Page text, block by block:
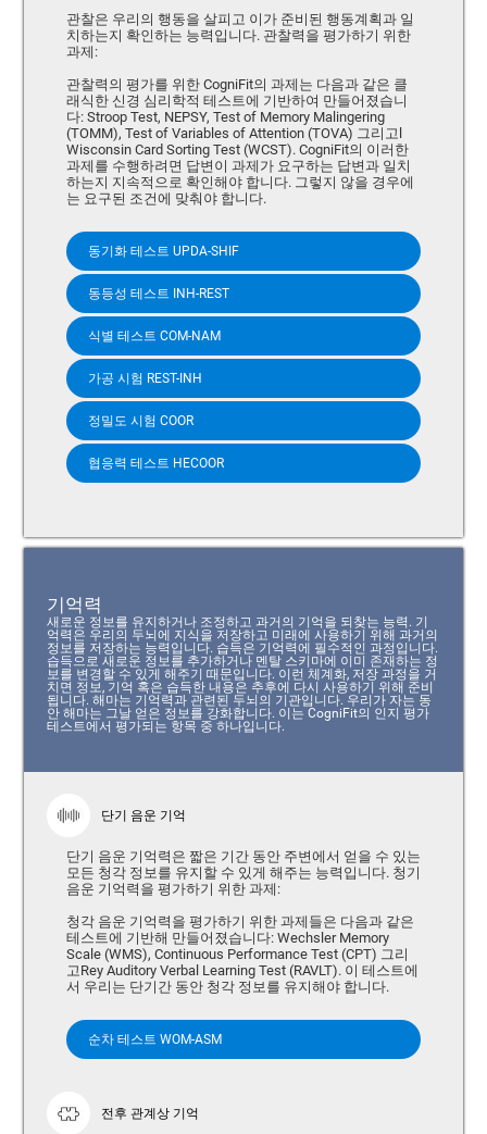
관찰은 우리의 행동을 살피고 이가 준비된 행동계획과 일
치하는지 확인하는 능력입니다. 관찰력을 평가하기 위한
과제:
관찰력의 평가를 위한 CogniFit의 과제는 다음과 같은 클
래식한 신경 심리학적 테스트에 기반하여 만들어졌습니
다: Stroop Test, NEPSY, Test of Memory Malingering
(TOMM), Test of Variables of Attention (TOVA) 그리고l
Wisconsin Card Sorting Test (WCST). CogniFit의 이러한
과제를 수행하려면 답변이 과제가 요구하는 답변과 일치
하는지 지속적으로 확인해야 합니다. 그렇지 않을 경우에
는 요구된 조건에 맞춰야 합니다.
동기화 테스트 UPDA-SHIF
동등성 테스트 INH-REST
식별 테스트 COM-NAM
가공 시험 REST-INH
정밀도 시험 COOR
협응력 테스트 HECOOR
기억력
새로운 정보를 유지하거나 조정하고 과거의 기억을 되찾는 능력. 기
억력은 우리의 두뇌에 지식을 저장하고 미래에 사용하기 위해 과거의
정보를 저장하는 능력입니다. 습득은 기억력에 필수적인 과정입니다.
습득으로 새로운 정보를 추가하거나 멘탈 스키마에 이미 존재하는 정
보를 변경할 수 있게 해주기 때문입니다. 이런 체계화, 저장 과정을 거
치면 정보, 기억 혹은 습득한 내용은 추후에 다시 사용하기 위해 준비
됩니다. 해마는 기억력과 관련된 두뇌의 기관입니다. 우리가 자는 동
안 해마는 그날 얻은 정보를 강화합니다. 이는 CogniFit의 인지 평가
테스트에서 평가되는 항목 중 하나입니다.
단기 음운 기억
단기 음운 기억력은 짧은 기간 동안 주변에서 얻을 수 있는
모든 청각 정보를 유지할 수 있게 해주는 능력입니다. 청기
음운 기억력을 평가하기 위한 과제:
청각 음운 기억력을 평가하기 위한 과제들은 다음과 같은
테스트에 기반해 만들어졌습니다: Wechsler Memory
Scale (WMS), Continuous Performance Test (CPT) 그리
고Rey Auditory Verbal Learning Test (RAVLT). 이 테스트에
서 우리는 단기간 동안 청각 정보를 유지해야 합니다.
순차 테스트 WOM-ASM
전후 관계상 기억